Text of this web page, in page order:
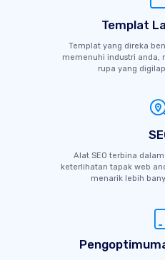
Templat
Templat yang direka
memenuhi industri anda,
rupa yang
Alat SEO terbina
keterlihatan tapak web
menarik lebih